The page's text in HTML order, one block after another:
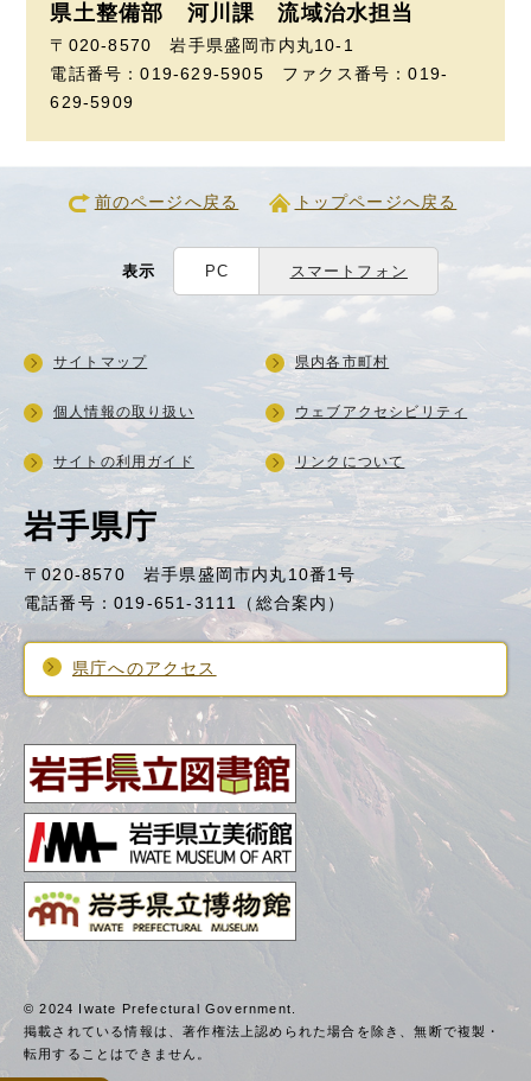
県土整備部 河川課 流域治水担当
〒020-8570 岩手県盛岡市内丸10-1
電話番号：019-629-5905 ファクス番号：019-
629-5909
前のページへ戻る トップページへ戻る
表示 PC スマートフォン
岩手県庁
〒020-8570 岩手県盛岡市内丸10番1号
電話番号：019-651-3111（総合案内）
県庁へのアクセス
サイトマップ 県内各市町村
個人情報の取り扱い ウェブアクセシビリティ
サイトの利用ガイド リンクについて
© 2024 Iwate Prefectural Government.
掲載されている情報は、著作権法上認められた場合を除き、無断で複製・
転用することはできません。